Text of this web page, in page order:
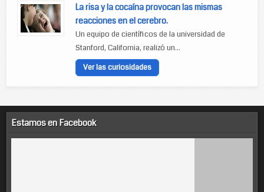
La risa y la cocaína provocan las mismas
reacciones en el cerebro.
Un equipo de científicos de la universidad de
Stanford, California, realizó un...
Ver las curiosidades
Estamos en Facebook